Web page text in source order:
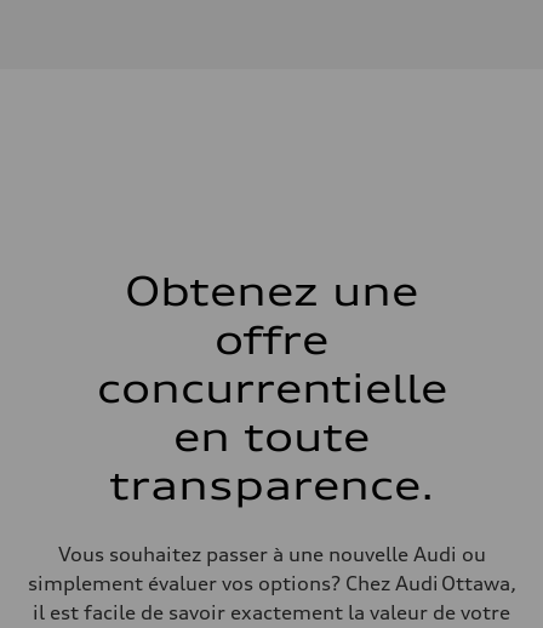
Five-link front axle
electromechanical progressive steering with speed-sensitive power
Volumes
Compartiment à bagages
—
Réservoir de carburant (approx.)
Obtenez une
offre
concurrentielle
en toute
transparence.
Vous souhaitez passer à une nouvelle Audi ou
simplement évaluer vos options? Chez Audi Ottawa,
il est facile de savoir exactement la valeur de votre